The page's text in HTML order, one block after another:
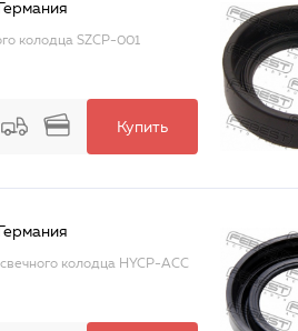
Германия
колодца SZCP-001
Купить
Германия
колодца HYCP-ACC